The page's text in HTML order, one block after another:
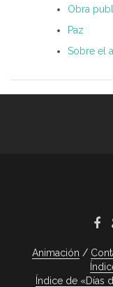
Obra
Paz
Sobre el
Animación
Índice de «Días